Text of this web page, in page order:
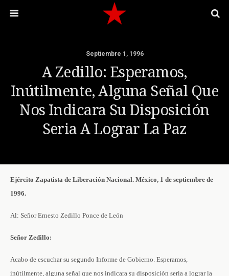
Septiembre 1, 1996
A Zedillo: Esperamos,
Inútilmente, Alguna Señal Que
Nos Indicara Su Disposición
Seria A Lograr La Paz
Ejército Zapatista de Liberación Nacional. México, 1 de septiembre de
1996.
Al: Señor Ernesto Zedillo Ponce de León
Señor Zedillo:
Acabo de escuchar su segundo Informe de Gobierno. Esperamos,
inútilmente, alguna señal que nos indicara su disposición seria a lograr la